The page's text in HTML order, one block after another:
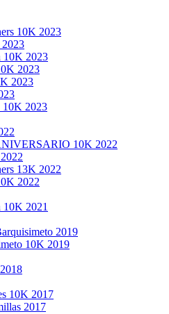
de eventos
10K 2023
10K 2023
2023
2023
10K 2023
10K 2022
13K 2022
2022
10K 2021
2019
10K 2019
10K 2017
2017